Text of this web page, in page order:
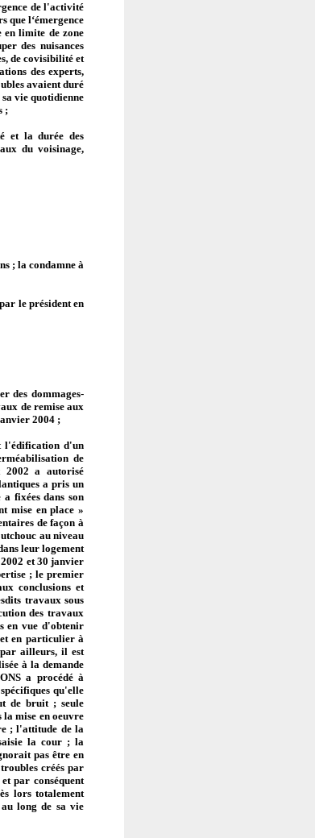
de l'activité
que l‘émergence
en limite de zone
des nuisances
de covisibilité et
des experts,
avaient duré
vie quotidienne
;
et la durée des
du voisinage,
; la condamne à
le président en
des dommages-
de remise aux
2004 ;
l'édification d'un
de
a autorisé
a pris un
fixées dans son
mise en place »
de façon à
au niveau
leur logement
et 30 janvier
; le premier
conclusions et
travaux sous
des travaux
en vue d'obtenir
en particulier à
par ailleurs, il est
à la demande
a procédé à
qu'elle
de bruit ; seule
mise en oeuvre
; l'attitude de la
la cour ; la
pas être en
créés par
par conséquent
lors totalement
au long de sa vie